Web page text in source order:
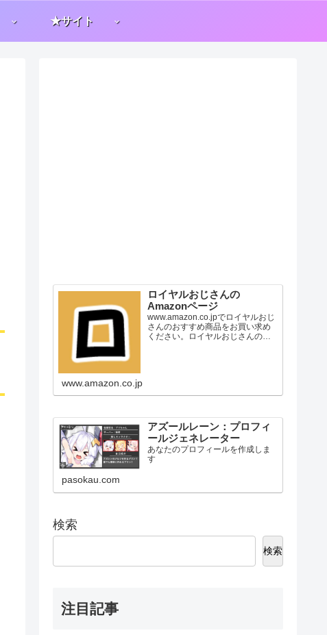
★サイト
ロイヤルおじさんの
Amazonページ
www.amazon.co.jpでロイヤルおじ
さんのおすすめ商品をお買い求め
ください。ロイヤルおじさんのお
www.amazon.co.jp
アズールレーン：プロフィ
ールジェネレーター
あなたのプロフィールを作成しま
す
pasokau.com
検索
検索
注目記事